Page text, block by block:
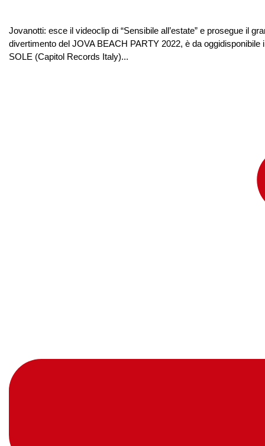
Jovanotti: esce il videoclip di “Sensibile all’estate” e prosegue il
divertimento del JOVA BEACH PARTY 2022, è da
SOLE (Capitol Records Italy)...